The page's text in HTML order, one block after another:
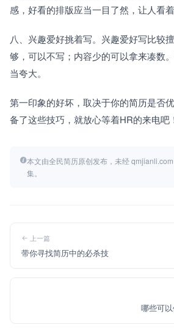
感，好看的排版应当一目了然，让人看着
八、兴趣爱好挑着写。兴趣爱好写比较
够，可以不写；内容少的可以拿来凑数
当夸大。
第一印象的好坏，取决于你的简历是否
备了这些技巧，就放心等着HR的来电吧
本文由全民简历原创发布，未经
集。
上一篇
带你寻找简历中的必杀技
哪些可